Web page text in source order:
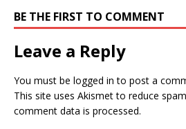
BE THE FIRST TO COMMENT
Leave a Reply
You must be logged in to post a
This site uses Akismet to reduce
comment data is processed.